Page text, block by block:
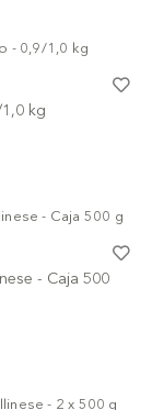
kg
- Caja 500